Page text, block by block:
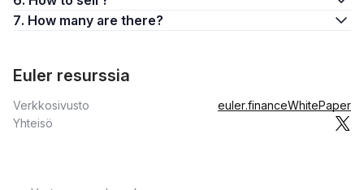
7. How many are there?
Euler resurssia
Verkkosivusto euler.financeWhitePaper
Yhteisö